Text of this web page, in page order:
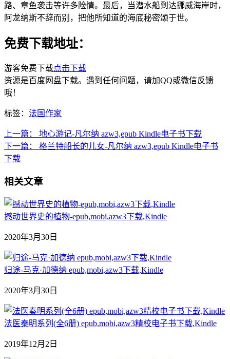
路、章鱼袭击等许多险情。最后，当潜水船到达挪威海岸时，
阿龙纳斯不辞而别，把他所知道的海底秘密颂于世。
免费下载地址：
游客免费下载点击下载
资源是百度网盘下载。遇到任何问题，请加QQ或微信反馈
哦！
标签： 法国作家
上一篇：
地心游记-凡尔纳 azw3,epub Kindle电子书下载
下一篇：
格兰特船长的儿女-凡尔纳 azw3,epub Kindle电子书
下载
相关文章
撼动世界史的植物-epub,mobi,azw3下载,Kindle
2020年3月30日
归途-马克·加德纳 epub,mobi,azw3下载,Kindle
2020年3月30日
法医秦明系列(全6册) epub,mobi,azw3精校电子书下载,Kindle
2019年12月2日